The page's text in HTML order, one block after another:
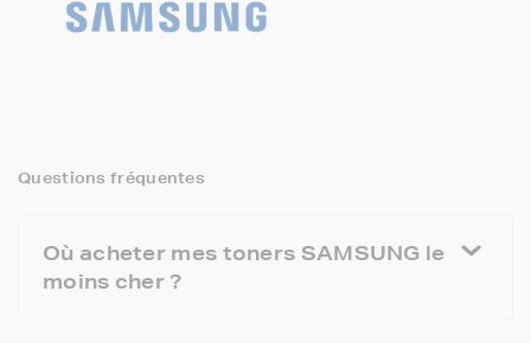
Questions fréquentes
Où acheter mes toners SAMSUNG le
moins cher ?